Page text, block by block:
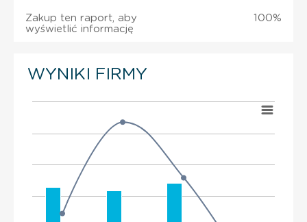
Zakup ten raport, aby
wyświetlić informację
100%
WYNIKI FIRMY